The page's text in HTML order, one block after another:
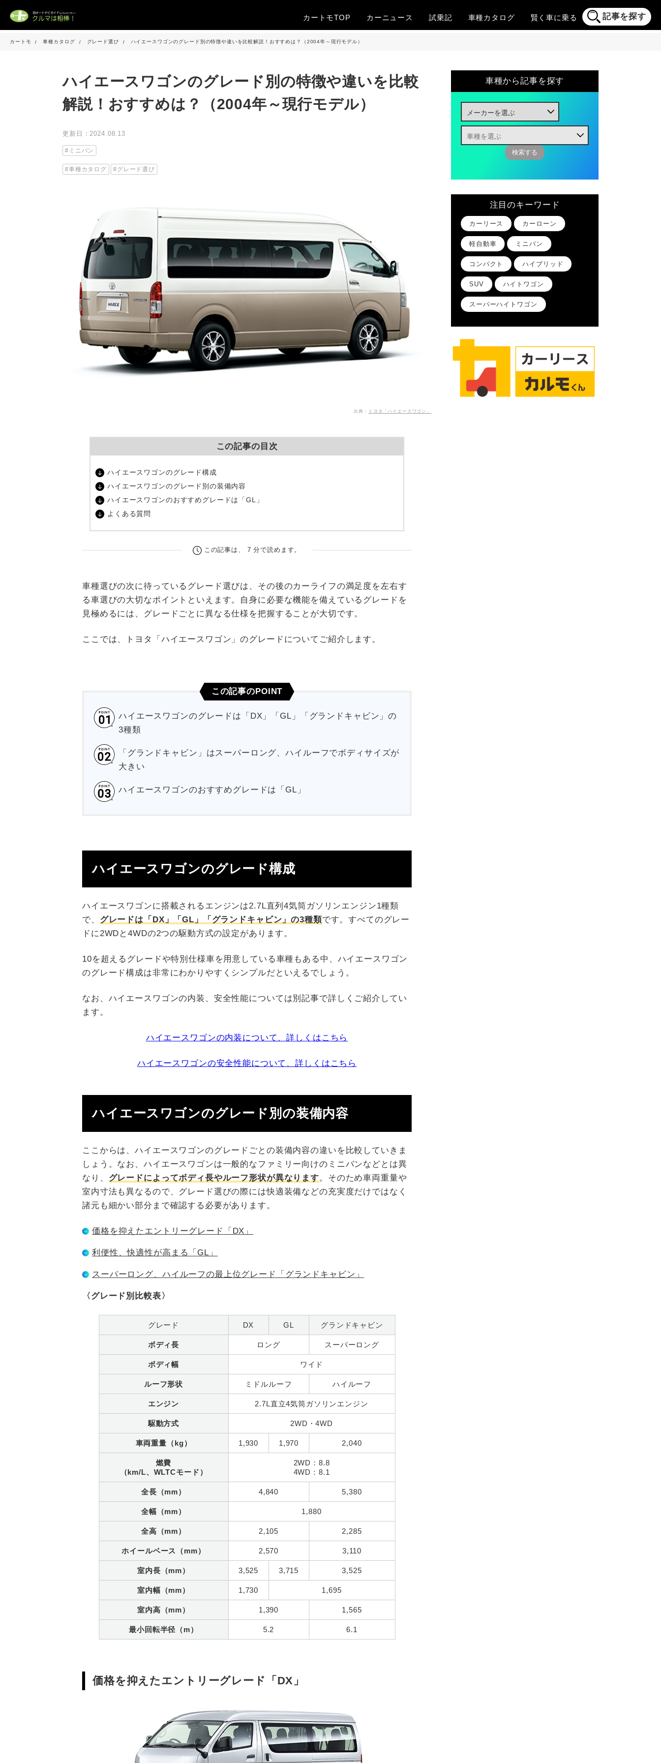
カートモTOP カーニュース 試乗記 車種カタログ 賢く車に乗る 記事を探す
カートモ 車種カタログ グレード選び ハイエースワゴンのグレード別の特徴や違いを比較解説！おすすめは？（2004年～現行モデル）
ハイエースワゴンのグレード別の特徴や違いを比較
解説！おすすめは？（2004年～現行モデル）
更新日：2024.08.13
ミニバン
車種カタログ グレード選び
出典： トヨタ「ハイエースワゴン」
この記事の目次
ハイエースワゴンのグレード構成
ハイエースワゴンのグレード別の装備内容
ハイエースワゴンのおすすめグレードは「GL」
よくある質問
この記事は、 7 分で読めます。
車種選びの次に待っているグレード選びは、その後のカーライフの満足度を左右す
る車選びの大切なポイントといえます。自身に必要な機能を備えているグレードを
見極めるには、グレードごとに異なる仕様を把握することが大切です。
ここでは、トヨタ「ハイエースワゴン」のグレードについてご紹介します。
この記事のPOINT
ハイエースワゴンのグレードは「DX」「GL」「グランドキャビン」の
3種類
「グランドキャビン」はスーパーロング、ハイルーフでボディサイズが
大きい
ハイエースワゴンのおすすめグレードは「GL」
ハイエースワゴンのグレード構成
ハイエースワゴンに搭載されるエンジンは2.7L直列4気筒ガソリンエンジン1種類
で、 グレードは「DX」「GL」「グランドキャビン」の3種類です。すべてのグレー
ドに2WDと4WDの2つの駆動方式の設定があります。
10を超えるグレードや特別仕様車を用意している車種もある中、ハイエースワゴン
のグレード構成は非常にわかりやすくシンプルだといえるでしょう。
なお、ハイエースワゴンの内装、安全性能については別記事で詳しくご紹介してい
ます。
ハイエースワゴンの内装について、詳しくはこちら
ハイエースワゴンの安全性能について、詳しくはこちら
ハイエースワゴンのグレード別の装備内容
ここからは、ハイエースワゴンのグレードごとの装備内容の違いを比較していきま
しょう。なお、ハイエースワゴンは一般的なファミリー向けのミニバンなどとは異
なり、 グレードによってボディ長やルーフ形状が異なります。そのため車両重量や
室内寸法も異なるので、グレード選びの際には快適装備などの充実度だけではなく
諸元も細かい部分まで確認する必要があります。
価格を抑えたエントリーグレード「DX」
利便性、快適性が高まる「GL」
スーパーロング、ハイルーフの最上位グレード「グランドキャビン」
〈グレード別比較表〉
グレード DX GL グランドキャビン
ボディ長 ロング スーパーロング
ボディ幅 ワイド
ルーフ形状 ミドルルーフ ハイルーフ
エンジン 2.7L直立4気筒ガソリンエンジン
駆動方式 2WD・4WD
車両重量（kg） 1,930 1,970 2,040
燃費
（km/L、WLTCモード）
2WD：8.8
4WD：8.1
全長（mm） 4,840 5,380
全幅（mm） 1,880
全高（mm） 2,105 2,285
ホイールベース（mm） 2,570 3,110
室内長（mm） 3,525 3,715 3,525
室内幅（mm） 1,730 1,695
室内高（mm） 1,390 1,565
最小回転半径（m） 5.2 6.1
価格を抑えたエントリーグレード「DX」
車種から記事を探す
注目のキーワード
カーリース カーローン
軽自動車 ミニバン
コンパクト ハイブリッド
SUV ハイトワゴン
スーパーハイトワゴン